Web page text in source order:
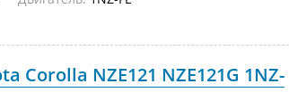
Corolla NZE121 NZE121G 1NZ-